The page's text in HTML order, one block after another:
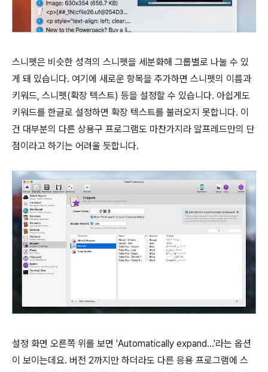
스니펫은 비슷한 성격의 스니펫을 세분화해 그룹별로 나눌 수 있
게 돼 있습니다. 여기에 새로운 항목을 추가하면 스니펫의 이름과
키워드, 스니펫(확장 텍스트) 등을 설정할 수 있습니다. 아쉽게도
키워드를 한글로 설정하면 확장 텍스트를 불러오지 못합니다. 이
건 대부분의 다른 상용구 프로그램도 마찬가지라 알프레드만의 단
점이라고 하기는 어려울 듯합니다.
설정 화면 오른쪽 위를 보면 'Automatically expand...'라는 옵션
이 보이는데요. 버전 2까지만 하더라도 다른 응용 프로그램에 스